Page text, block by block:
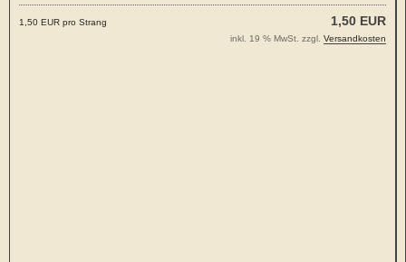
1,50 EUR
1,50 EUR pro Strang
inkl. 19 % MwSt. zzgl. Versandkosten